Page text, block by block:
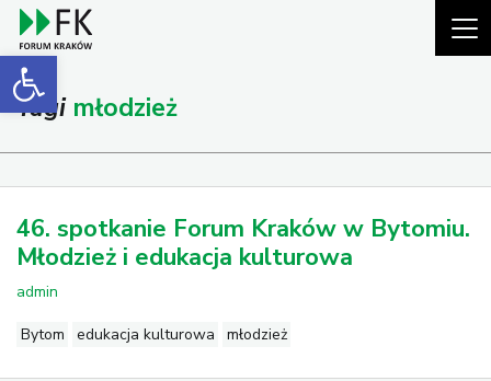
Open toolbar
Tagi młodzież
46. spotkanie Forum Kraków w Bytomiu.
Młodzież i edukacja kulturowa
admin
Bytom edukacja kulturowa młodzież